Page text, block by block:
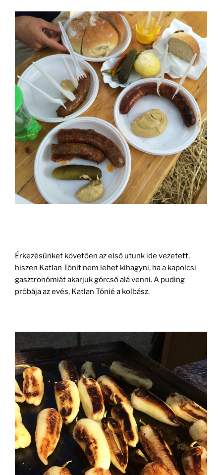
Érkezésünket követően az első utunk ide vezetett,
hiszen Katlan Tónit nem lehet kihagyni, ha a kapolcsi
gasztronómiát akarjuk górcső alá venni. A puding
próbája az evés, Katlan Tónié a kolbász.